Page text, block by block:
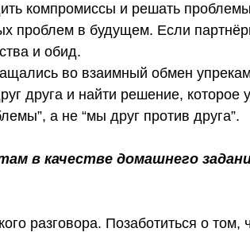
компромиссы и решать
проблем в будущем. Если
и обид.
во взаимный обмен
друга и найти решение, которое
а не “мы друг против друга”.
в качестве домашнего
разговора. Позаботиться о том,